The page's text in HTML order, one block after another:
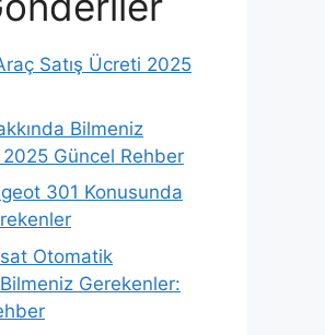
Satış Ücreti 2025
Bilmeniz
Güncel Rehber
301 Konusunda
Otomatik
Gerekenler: